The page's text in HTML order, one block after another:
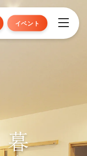
イベント